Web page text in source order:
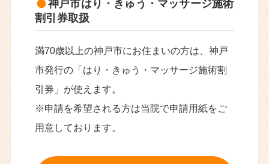
神戸市はり・きゅう・マッサージ施術
割引券取扱
満70歳以上の神戸市にお住まいの方は、神戸
市発行の「はり・きゅう・マッサージ施術割
引券」が使えます。
※申請を希望される方は当院で申請用紙をご
用意しております。